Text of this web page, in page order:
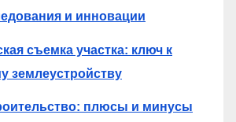
и инновации
съемка участка: ключ к
землеустройству
плюсы и минусы